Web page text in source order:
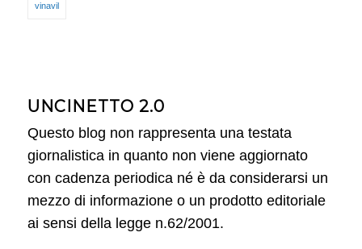
vinavil
UNCINETTO 2.0
Questo blog non rappresenta una testata
giornalistica in quanto non viene aggiornato
con cadenza periodica né è da considerarsi un
mezzo di informazione o un prodotto editoriale
ai sensi della legge n.62/2001.